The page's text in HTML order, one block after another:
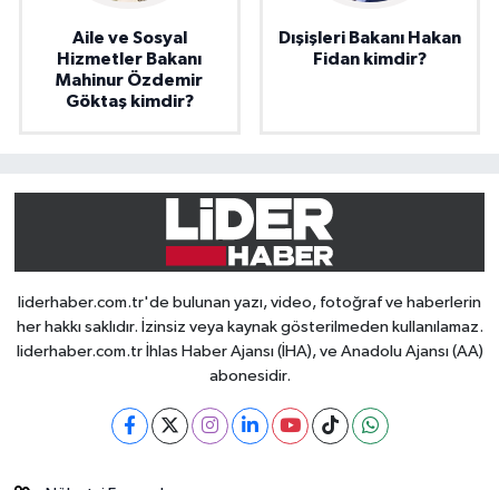
Aile ve Sosyal
Hizmetler Bakanı
Mahinur Özdemir
Göktaş kimdir?
Dışişleri Bakanı Hakan
Fidan kimdir?
liderhaber.com.tr'de bulunan yazı, video, fotoğraf ve haberlerin
her hakkı saklıdır. İzinsiz veya kaynak gösterilmeden kullanılamaz.
liderhaber.com.tr İhlas Haber Ajansı (İHA), ve Anadolu Ajansı (AA)
abonesidir.